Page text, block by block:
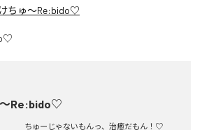
ちゅ〜Re:bido♡
〜Re:bido♡
ちゅーじゃないもんっ、治癒だもん！♡